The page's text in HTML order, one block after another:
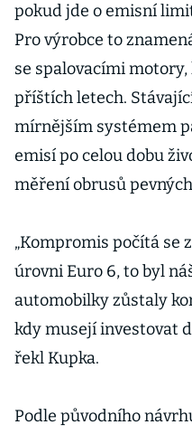
pokud jde o emisní
Pro výrobce to
se spalovacími
příštích letech.
mírnějším systémem
emisí po celou dobu
měření obrusů
„Kompromis počítá se
úrovni Euro 6, to byl
automobilky zůstaly
kdy musejí investovat
řekl Kupka.
Podle původního